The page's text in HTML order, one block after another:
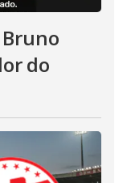
do